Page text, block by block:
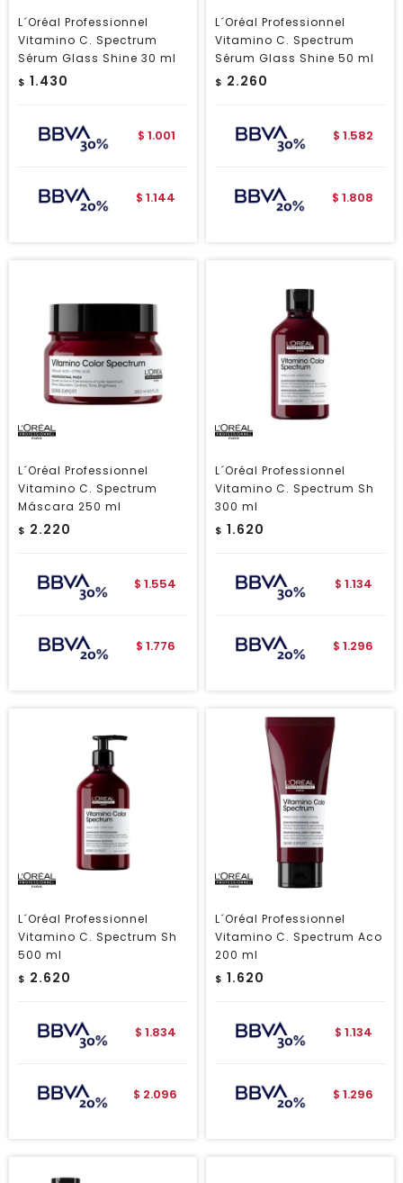
L´Oréal Professionnel
Vitamino C. Spectrum
Sérum Glass Shine 30 ml
$ 1.430
$ 1.001
$ 1.144
L´Oréal Professionnel
Vitamino C. Spectrum
Sérum Glass Shine 50 ml
$ 2.260
$ 1.582
$ 1.808
L´Oréal Professionnel
Vitamino C. Spectrum
Máscara 250 ml
$ 2.220
$ 1.554
$ 1.776
L´Oréal Professionnel
Vitamino C. Spectrum Sh
300 ml
$ 1.620
$ 1.134
$ 1.296
L´Oréal Professionnel
Vitamino C. Spectrum Sh
500 ml
$ 2.620
$ 1.834
$ 2.096
L´Oréal Professionnel
Vitamino C. Spectrum Aco
200 ml
$ 1.620
$ 1.134
$ 1.296